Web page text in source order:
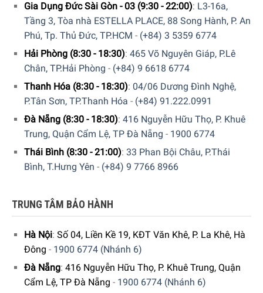
Hiện tại Sản phẩm“Bộ Phụ Kiện Nhà Tắm HansGrohe
40776001” đang được bày bán tại hệ thống Showroom
cửa hàng Gia Dụng Đức Sài Gòn
trên toàn quốc. Quý vị hãy
gọi điện trực tiếp vào Hotline:1900 6774hoặc
0346996774 để nhận được những tư vấn chi tiết và đặt
mua sản phẩm. Hoặc đặt hàng trực tiếp trên websitetại
. Nhân viên tổng đài của giadungducsaigon sẽ gọi lại
để xác nhận đơn hàng với quý khách.
GIA DỤNG ĐỨC SÀI GÒN CAM KẾT:
Giao hàng nhanh chóng toàn quốc.
Bảo hành bằng thẻ bảo hành chính hãng từ công ty.
Gia Dụng Đức Sài Gòn - 03 (9:30 - 22:00): L3-16a,
Tầng 3, Tòa nhà ESTELLA PLACE, 88 Song Hành, P. An
Phú, Tp. Thủ Đức, TP.HCM - (+84) 3 5359 6774
Hải Phòng (8:30 - 18:30): 465 Võ Nguyên Giáp, P.Lê
Chân, TP.Hải Phòng - (+84) 9 6618 6774
Thanh Hóa (8:30 - 18:30): 04/06 Dương Đình Nghệ,
P.Tân Sơn, TP.Thanh Hóa - (+84) 91.222.0991
Đà Nẵng (8:30 - 18:30): 416 Nguyễn Hữu Thọ, P. Khuê
Trung, Quận Cẩm Lệ, TP Đà Nẵng - 1900 6774
Thái Bình (8:30 - 21:00): 33 Phan Bội Châu, P.Thái
Bình, T.Hưng Yên - (+84) 9 7766 8966
TRUNG TÂM BẢO HÀNH
Hà Nội: Số 04, Liền Kề 19, KĐT Văn Khê, P. La Khê, Hà
Đông - 1900 6774 (Nhánh 6)
Đà Nẵng: 416 Nguyễn Hữu Thọ, P. Khuê Trung, Quận
Cẩm Lệ, TP Đà Nẵng - 1900 6774 (Nhánh 6)